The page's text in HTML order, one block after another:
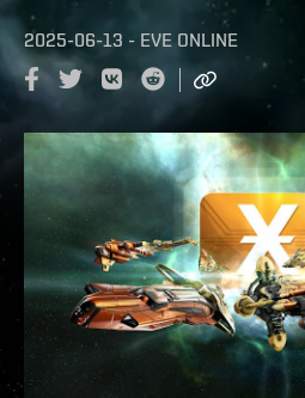
2025-06-13 - EVE ONLINE